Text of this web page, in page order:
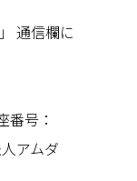
通信欄に
号：
アムダ